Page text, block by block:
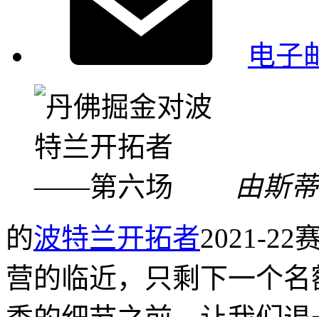
电子
由斯
的波特兰开拓者2021-22
营的临近，只剩下一个